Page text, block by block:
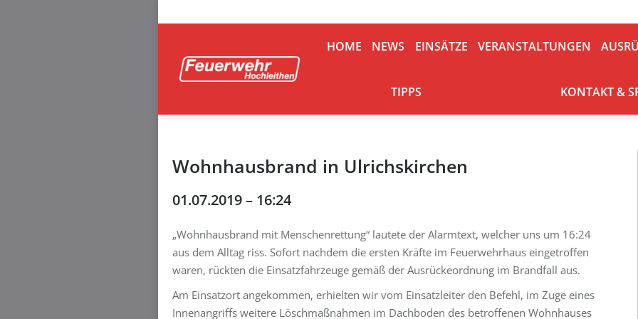
HOME NEWS EINSÄTZE VERANSTALTUNGEN
TIPPS KONTAKT &
Wohnhausbrand in Ulrichskirchen
01.07.2019 – 16:24
„Wohnhausbrand mit Menschenrettung“ lautete der Alarmtext, welcher uns um 16:24
aus dem Alltag riss. Sofort nachdem die ersten Kräfte im Feuerwehrhaus eingetroffen
waren, rückten die Einsatzfahrzeuge gemäß der Ausrückeordnung im Brandfall aus.
Am Einsatzort angekommen, erhielten wir vom Einsatzleiter den Befehl, im Zuge eines
Innenangriffs weitere Löschmaßnahmen im Dachboden des betroffenen Wohnhauses
HOME NEWS EINSÄTZE VERANSTALTUNGEN